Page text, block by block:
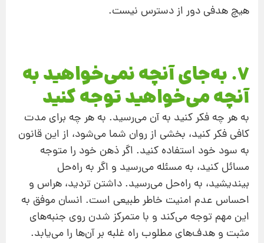
هیچ هدفی دور از دسترس نیست.
7. به‌‌جای آنچه نمی‌خواهید به
آنچه می‌خواهید توجه کنید
به هر چه فکر کنید به آن می‌رسید. به هر چه برای مدت
کافی فکر کنید، بخشی از روان شما می‌شود، از این قانون
به سود خود استفاده کنید. اگر ذهن خود را متوجه
مسائل کنید، به مسئله می‌رسید و اگر به راه‌حل
بیندیشید، به راه‌حل می‌رسید. داشتن تردید، هراس و
احساس عدم امنیت خاطر طبیعی است. انسان موفق به
این مهم توجه می‌کند و با متمرکز شدن روی جنبه‌های
مثبت و هدف‌های مطلوب راه غلبه بر آ‌ن‌ها را می‌یابد.